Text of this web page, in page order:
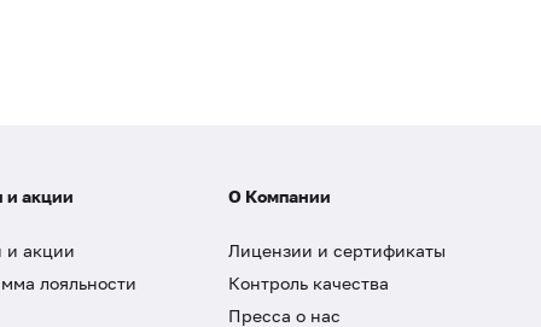
и акции
и акции
лояльности
О Компании
Лицензии и сертификаты
Контроль качества
Пресса о нас